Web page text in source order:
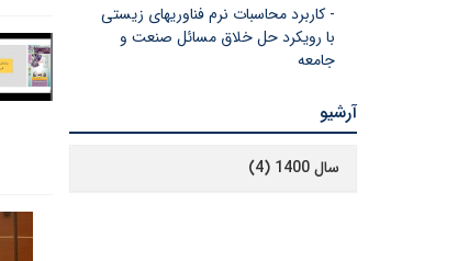
- کاربرد محاسبات نرم فناوریهای زیستی
با رویکرد حل خلاق مسائل صنعت و
جامعه
آرشیو
سال 1400 (4)